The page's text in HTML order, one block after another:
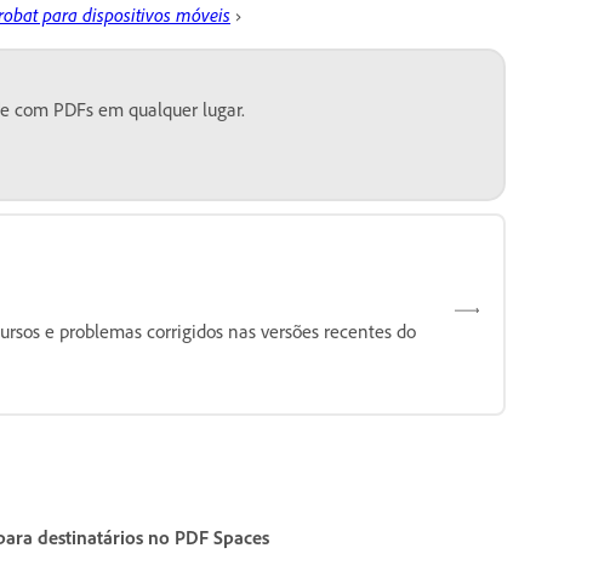
para dispositivos móveis ›
com PDFs em qualquer lugar.
e problemas corrigidos nas versões recentes do
destinatários no PDF Spaces